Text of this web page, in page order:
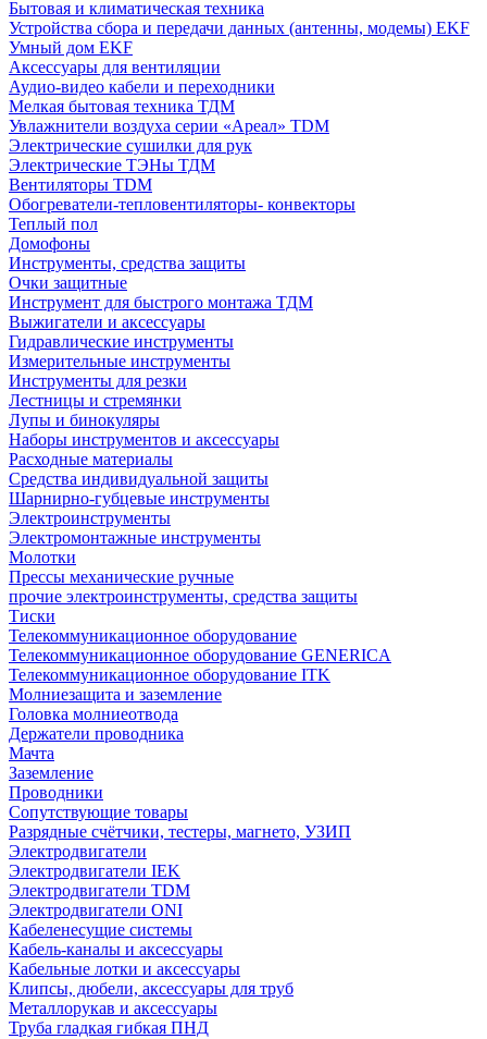
Бытовая и климатическая техника
Устройства сбора и передачи данных (антенны, модемы) EKF
Умный дом EKF
Аксессуары для вентиляции
Аудио-видео кабели и переходники
Мелкая бытовая техника ТДМ
Увлажнители воздуха серии «Ареал» TDM
Электрические сушилки для рук
Электрические ТЭНы ТДМ
Вентиляторы TDM
Обогреватели-тепловентиляторы- конвекторы
Теплый пол
Домофоны
Инструменты, средства защиты
Очки защитные
Инструмент для быстрого монтажа ТДМ
Выжигатели и аксессуары
Гидравлические инструменты
Измерительные инструменты
Инструменты для резки
Лестницы и стремянки
Лупы и бинокуляры
Наборы инструментов и аксессуары
Расходные материалы
Средства индивидуальной защиты
Шарнирно-губцевые инструменты
Электроинструменты
Электромонтажные инструменты
Молотки
Прессы механические ручные
прочие электроинструменты, средства защиты
Тиски
Телекоммуникационное оборудование
Телекоммуникационное оборудование GENERICA
Телекоммуникационное оборудование ITK
Молниезащита и заземление
Головка молниеотвода
Держатели проводника
Мачта
Заземление
Проводники
Сопутствующие товары
Разрядные счётчики, тестеры, магнето, УЗИП
Электродвигатели
Электродвигатели IEK
Электродвигатели TDM
Электродвигатели ONI
Кабеленесущие системы
Кабель-каналы и аксессуары
Кабельные лотки и аксессуары
Клипсы, дюбели, аксессуары для труб
Металлорукав и аксессуары
Труба гладкая гибкая ПНД